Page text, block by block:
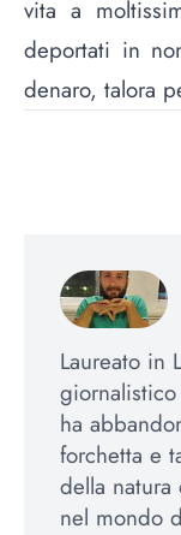
vita a
deportati in
denaro, talora
Laureato in
ha
forchetta e
della
nel mondo